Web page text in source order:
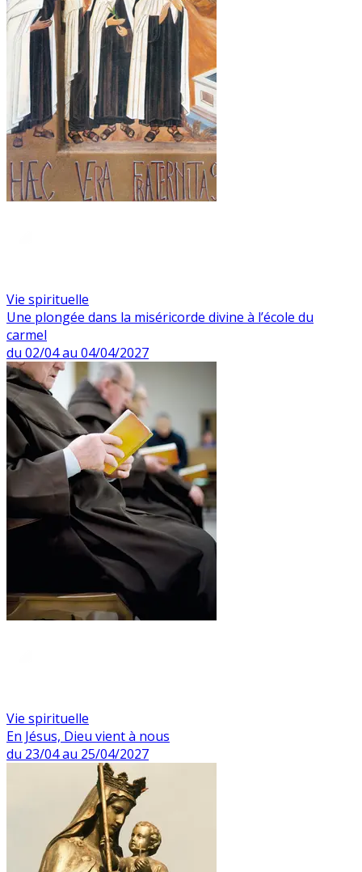
Vie spirituelle
Une plongée dans la miséricorde divine à l’école du
carmel
du 02/04 au 04/04/2027
Vie spirituelle
En Jésus, Dieu vient à nous
du 23/04 au 25/04/2027